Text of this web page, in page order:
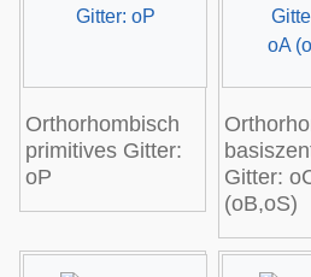
Orthorhombisch
primitives Gitter:
oP
Gitter:
(oB,oS)